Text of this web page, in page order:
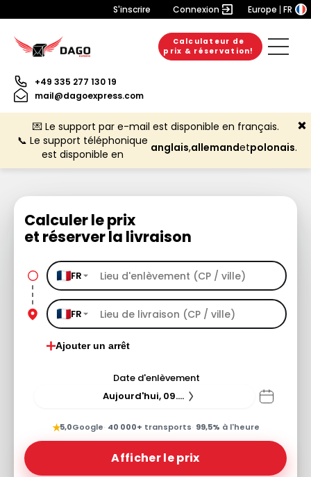
S'inscrire Connexion Europe FR
Calculateur de
prix & réservation!
+49 335 277 130 19
mail@dagoexpress.com
💌 Le support par e-mail est disponible en français.
📞 Le support téléphonique
est disponible en
anglais,allemandetpolonais.
Calculer le prix
et réserver la livraison
FR
FR
Ajouter un arrêt
Date d'enlèvement
Aujourd'hui, 09.08.26
★5,0Google· 40 000+ transports· 99,5% à l'heure
Afficher le prix